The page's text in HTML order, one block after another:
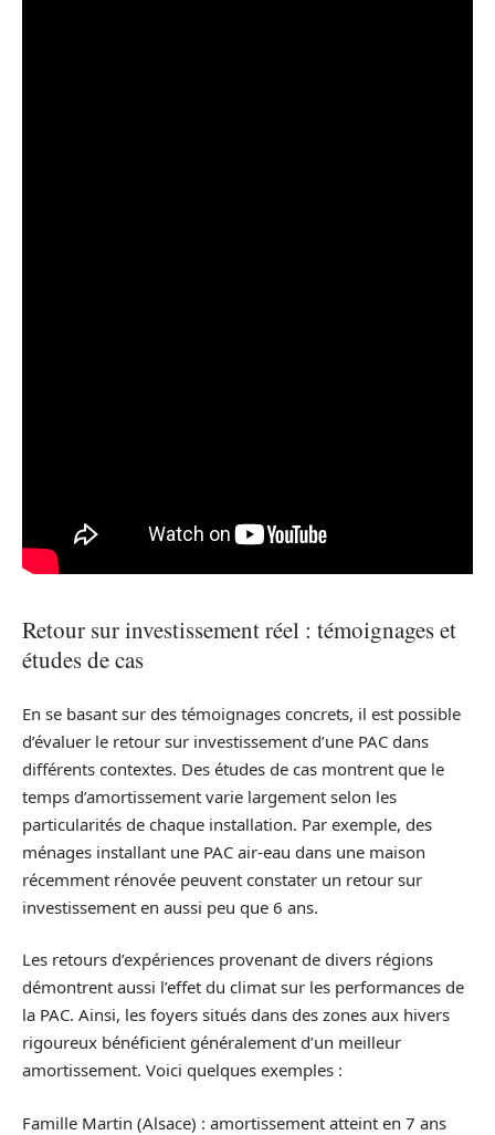
Retour sur investissement réel : témoignages et
études de cas
En se basant sur des témoignages concrets, il est possible
d’évaluer le retour sur investissement d’une PAC dans
différents contextes. Des études de cas montrent que le
temps d’amortissement varie largement selon les
particularités de chaque installation. Par exemple, des
ménages installant une PAC air-eau dans une maison
récemment rénovée peuvent constater un retour sur
investissement en aussi peu que 6 ans.
Les retours d’expériences provenant de divers régions
démontrent aussi l’effet du climat sur les performances de
la PAC. Ainsi, les foyers situés dans des zones aux hivers
rigoureux bénéficient généralement d’un meilleur
amortissement. Voici quelques exemples :
Famille Martin (Alsace) : amortissement atteint en 7 ans